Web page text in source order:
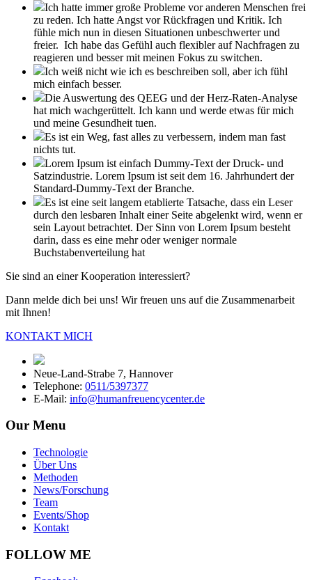
Ich hatte immer große Probleme vor anderen Menschen frei
zu reden. Ich hatte Angst vor Rückfragen und Kritik. Ich
fühle mich nun in diesen Situationen unbeschwerter und
freier. Ich habe das Gefühl auch flexibler auf Nachfragen zu
reagieren und besser mit meinen Fokus zu switchen.
Ich weiß nicht wie ich es beschreiben soll, aber ich fühl
mich einfach besser.
Die Auswertung des QEEG und der Herz-Raten-Analyse
hat mich wachgerüttelt. Ich kann und werde etwas für mich
und meine Gesundheit tuen.
Es ist ein Weg, fast alles zu verbessern, indem man fast
nichts tut.
Lorem Ipsum ist einfach Dummy-Text der Druck- und
Satzindustrie. Lorem Ipsum ist seit dem 16. Jahrhundert der
Standard-Dummy-Text der Branche.
Es ist eine seit langem etablierte Tatsache, dass ein Leser
durch den lesbaren Inhalt einer Seite abgelenkt wird, wenn er
sein Layout betrachtet. Der Sinn von Lorem Ipsum besteht
darin, dass es eine mehr oder weniger normale
Buchstabenverteilung hat
Sie sind an einer Kooperation interessiert?
Dann melde dich bei uns! Wir freuen uns auf die Zusammenarbeit
mit Ihnen!
KONTAKT MICH
Neue-Land-Strabe 7, Hannover
Telephone: 0511/5397377
E-Mail: info@humanfreuencycenter.de
Our Menu
Technologie
Über Uns
Methoden
News/Forschung
Team
Events/Shop
Kontakt
FOLLOW ME